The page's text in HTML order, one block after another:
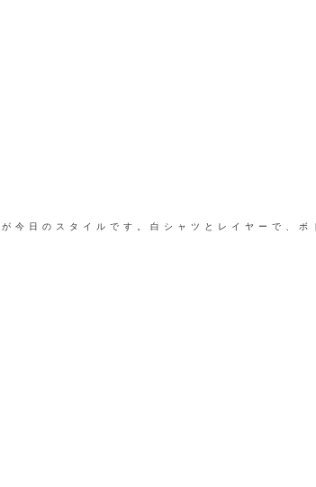
今日のスタイルです。白シャツとレイヤーで、